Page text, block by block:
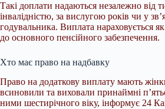
Такі доплати надаються незалежно від
інвалідністю, за вислугою років чи у
годувальника. Виплата нараховується
до основного пенсійного забезпечення.
Хто має право на надбавку
Право на додаткову виплату мають
всиновили та виховали принаймні
ними шестирічного віку, інформує 24